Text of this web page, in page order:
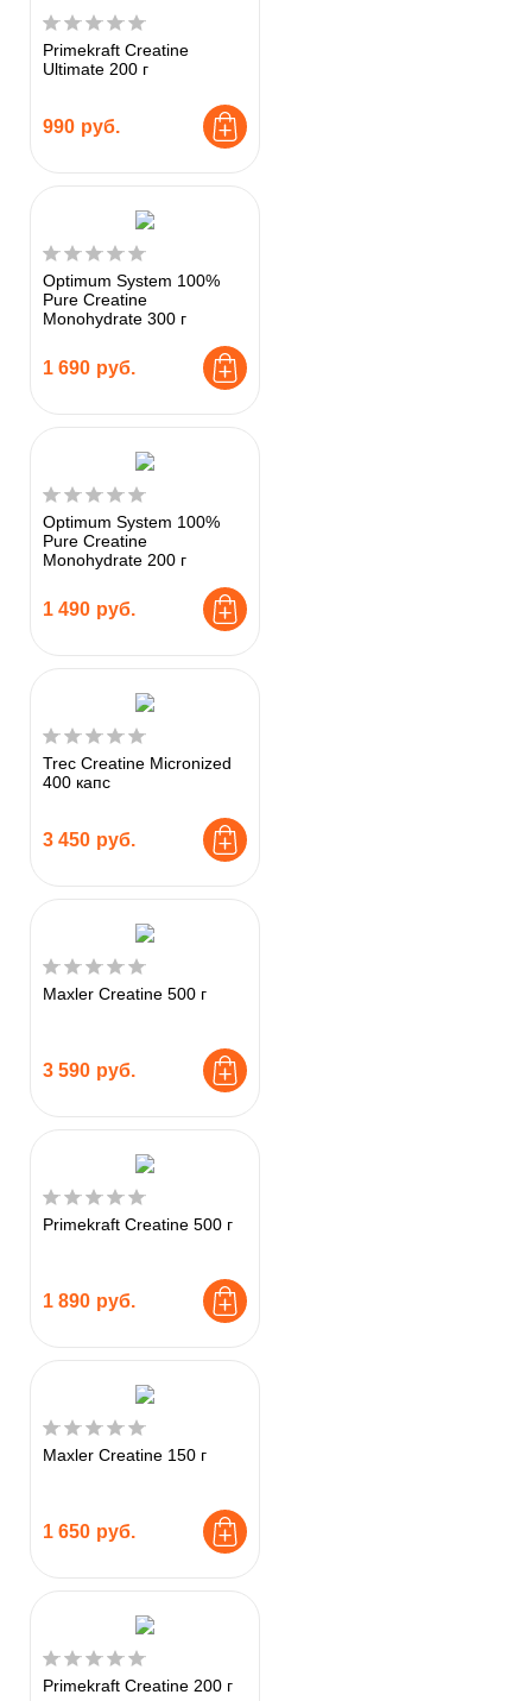
Primekraft Creatine
Ultimate 200 г
990 руб.
Optimum System 100%
Pure Creatine
Monohydrate 300 г
1 690 руб.
Optimum System 100%
Pure Creatine
Monohydrate 200 г
1 490 руб.
Trec Creatine Micronized
400 капс
3 450 руб.
Maxler Creatine 500 г
3 590 руб.
Primekraft Creatine 500 г
1 890 руб.
Maxler Creatine 150 г
1 650 руб.
Primekraft Creatine 200 г